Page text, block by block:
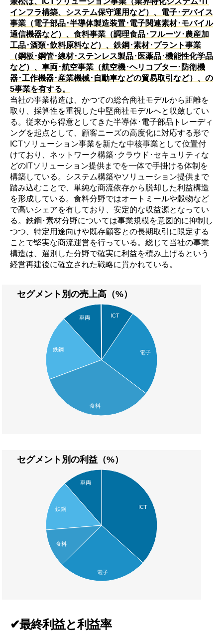
インフラ構築、システム保守運用など）、電子･デバイス
事業（電子部品･半導体製造装置･電子関連素材･モバイル
通信機器など）、食料事業（調理食品･フルーツ･農産加
工品･酒類･飲料原料など）、鉄鋼･素材･プラント事業
（鋼板･鋼管･線材･ステンレス製品･医薬品･機能性化学品
など）、車両･航空事業（航空機･ヘリコプター･防衛機
器･工作機器･産業機械･自動車などの貿易取引など）、の
5事業を有する。
当社の事業構造は、かつての総合商社モデルから距離を
取り、採算性を重視した中堅商社モデルへと収斂してい
る。従来から得意としてきた半導体･電子部品トレーディ
ングを起点として、顧客ニーズの高度化に対応する形で
ICTソリューション事業を新たな中核事業として位置付
けており、ネットワーク構築･クラウド･セキュリティな
どのITソリューション提供までを一体で手掛ける体制を
構築している。システム構築やソリューション提供まで
踏み込むことで、単純な商流依存から脱却した利益構造
を形成している。食料分野ではオートミールや穀物など
で高いシェアを有しており、安定的な収益源となってい
る。鉄鋼･素材分野については事業規模を意図的に抑制し
つつ、特定用途向けや既存顧客との長期取引に限定する
ことで堅実な商流運営を行っている。総じて当社の事業
構造は、選別した分野で確実に利益を積み上げるという
経営再建後に確立された戦略に貫かれている。
セグメント別の売上高（%）
ICT
電子
車両
鉄鋼
食料
セグメント別の利益（%）
ICT
車両
鉄鋼
食料
電子
✔最終利益と利益率